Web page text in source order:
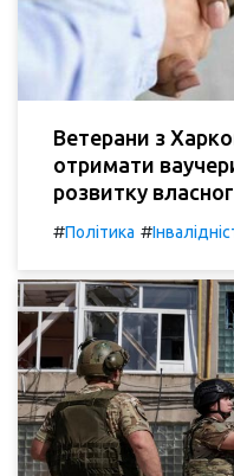
Ветерани з
отримати
розвитку
#Політика #